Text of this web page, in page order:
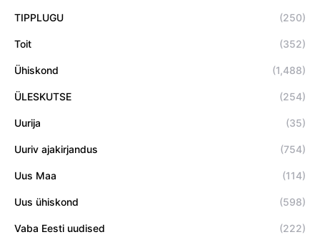
TIPPLUGU (250)
Toit (352)
Ühiskond (1,488)
ÜLESKUTSE (254)
Uurija (35)
Uuriv ajakirjandus (754)
Uus Maa (114)
Uus ühiskond (598)
Vaba Eesti uudised (222)